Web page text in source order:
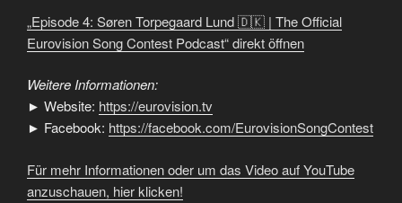
Song
Contest
Podcast“
von
anzeigen
„Episode 4: Søren Torpegaard Lund 🇩🇰 | The Official
Eurovision Song Contest Podcast“ direkt öffnen
Weitere Informationen:
► Website: https://eurovision.tv
► Facebook: https://facebook.com/EurovisionSongContest
Für mehr Informationen oder um das Video auf YouTube
anzuschauen, hier klicken!